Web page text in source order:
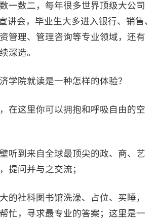
一数二，每年很多世界顶级大公司
讲会，毕业生大多进入银行、销售、
管理、管理咨询等专业领域，还有
深造。
学院就读是一种怎样的体验？
在这里你可以拥抱和呼吸自由的空
听到来自全球最顶尖的政、商、艺
提问并与之交流；
的社科图书馆洗澡、占位、买睡，
忙，寻求最专业的答案；这里是一